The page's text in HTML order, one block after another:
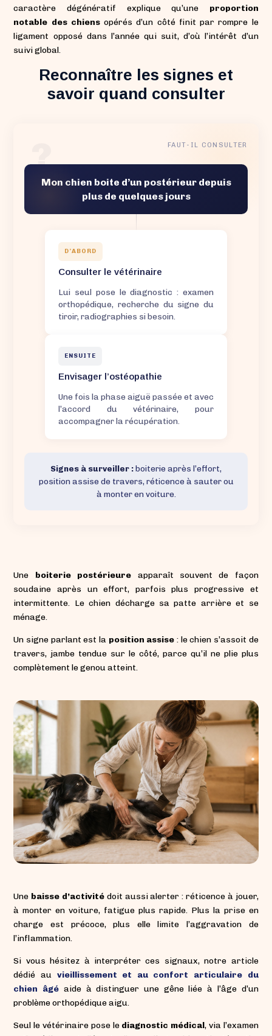
caractère dégénératif explique qu’une proportion
notable des chiensopérés d’un côté finit par rompre le
ligament opposé dans l’année qui suit, d’où l’intérêt d’un
suivi global.
Reconnaître les signes et
savoir quand consulter
? FAUT-IL CONSULTER
Mon chien boite d’un postérieur depuis
plus de quelques jours
D’ABORD
Consulter le vétérinaire
Lui seul pose le diagnostic : examen
orthopédique, recherche du signe du
tiroir, radiographies si besoin.
ENSUITE
Envisager l’ostéopathie
Une fois la phase aiguë passée et avec
l’accord du vétérinaire, pour
accompagner la récupération.
Signes à surveiller :boiterie après l’effort,
position assise de travers, réticence à sauter ou
à monter en voiture.
Une boiterie postérieure apparaît souvent de façon
soudaine après un effort, parfois plus progressive et
intermittente. Le chien décharge sa patte arrière et se
ménage.
Un signe parlant est la position assise : le chien s’assoit de
travers, jambe tendue sur le côté, parce qu’il ne plie plus
complètement le genou atteint.
Une baisse d’activité doit aussi alerter : réticence à jouer,
à monter en voiture, fatigue plus rapide. Plus la prise en
charge est précoce, plus elle limite l’aggravation de
l’inflammation.
Si vous hésitez à interpréter ces signaux, notre article
dédié au vieillissement et au confort articulaire du
chien âgé aide à distinguer une gêne liée à l’âge d’un
problème orthopédique aigu.
Seul le vétérinaire pose le diagnostic médical, via l’examen